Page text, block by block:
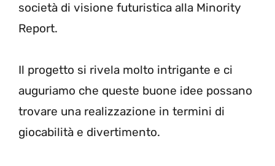
società di visione futuristica alla Minority
Report.
Il progetto si rivela molto intrigante e ci
auguriamo che queste buone idee possano
trovare una realizzazione in termini di
giocabilità e divertimento.